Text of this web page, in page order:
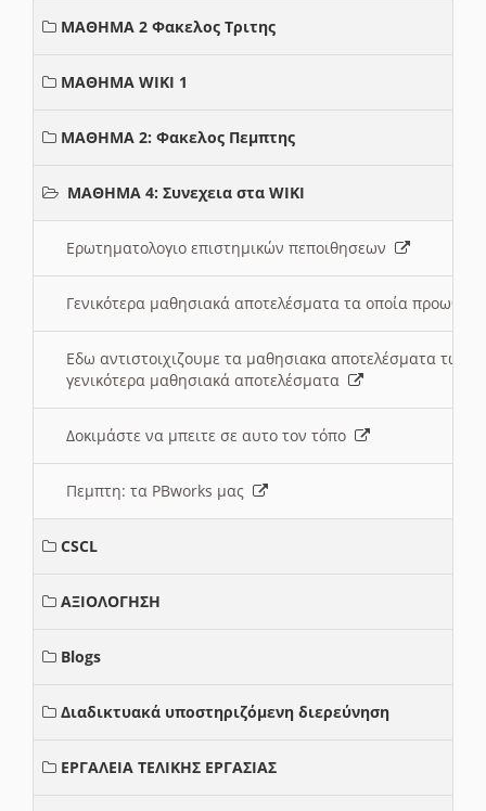
ΜΑΘΗΜΑ 2 Φακελος Τριτης
ΜΑΘΗΜΑ WIKI 1
ΜΑΘΗΜΑ 2: Φακελος Πεμπτης
ΜΑΘΗΜΑ 4: Συνεχεια στα WIKI
Ερωτηματολογιο επιστημικών πεποιθησεων
Γενικότερα μαθησιακά αποτελέσματα τα οποία
Εδω αντιστοιχιζουμε τα μαθησιακα αποτελέσματα
γενικότερα μαθησιακά αποτελέσματα
Δοκιμάστε να μπειτε σε αυτο τον τόπο
Πεμπτη: τα PBworks μας
CSCL
ΑΞΙΟΛΟΓΗΣΗ
Blogs
Διαδικτυακά υποστηριζόμενη διερεύνηση
ΕΡΓΑΛΕΙΑ ΤΕΛΙΚΗΣ ΕΡΓΑΣΙΑΣ